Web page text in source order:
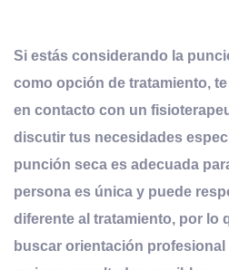
Si estás considerando la
como opción de tratamiento,
en contacto con un
discutir tus necesidades
punción seca es adecuada
persona es única y puede
diferente al tratamiento, por lo
buscar orientación